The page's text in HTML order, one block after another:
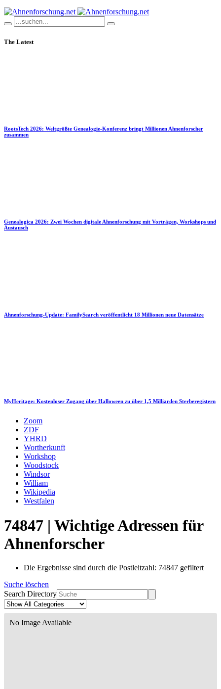
The Latest
RootsTech 2026: Weltgrößte Genealogie-Konferenz bringt Millionen Ahnenforscher
zusammen
Genealogica 2026: Zwei Wochen digitale Ahnenforschung mit Vorträgen, Workshops und
Austausch
Ahnenforschung-Update: FamilySearch veröffentlicht 18 Millionen neue Datensätze
MyHeritage: Kostenloser Zugang über Halloween zu über 1,5 Milliarden Sterberegistern
Zoom
ZDF
YHRD
Wortherkunft
Workshop
Woodstock
Windsor
William
Wikipedia
Westfalen
74847 | Wichtige Adressen für
Ahnenforscher
Die Ergebnisse sind durch die Postleitzahl: 74847 gefiltert
Suche löschen
Search Directory
No Image Available